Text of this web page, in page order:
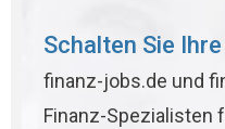
Schalten Sie
finanz-jobs.de und
Finanz-Spezialisten